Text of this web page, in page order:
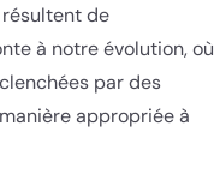
de
à notre évolution, où
par des
appropriée à